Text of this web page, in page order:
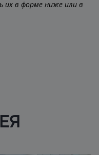
в форме ниже или в